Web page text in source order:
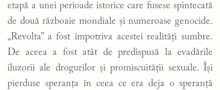
etapă a unei perioade istorice care fusese spintecată
de două războaie mondiale și numeroase genocide.
„Revolta” a fost împotriva acestei realități sumbre.
De aceea a fost atât de predispusă la evadările
iluzorii ale drogurilor și promiscuității sexuale. Își
pierduse speranța în ceea ce era deja o speranță